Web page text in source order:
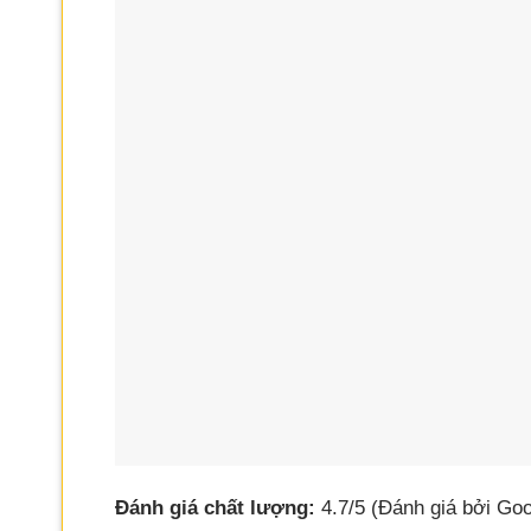
Đánh giá chất lượng: 4.7/5 (Đánh giá bởi